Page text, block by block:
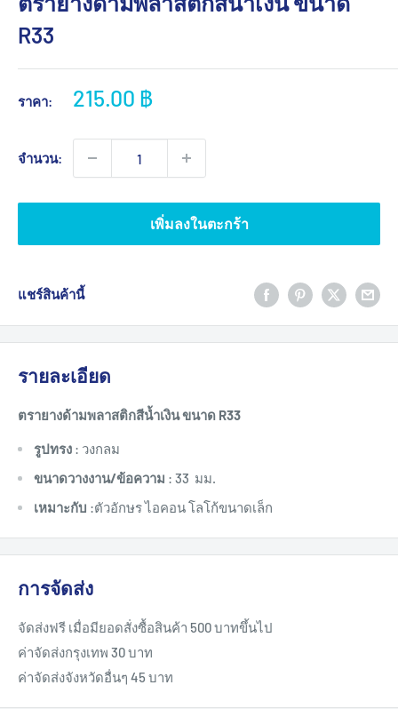
R33
ราคา:
ราคา
215.00 ฿
จำนวน:
เพิ่มลงในตะกร้า
แชร์สินค้านี้
รายละเอียด
ตรายางด้ามพลาสติกสีน้ำเงิน ขนาด R33
รูปทรง : วงกลม
ขนาดวางงาน/ข้อความ : 33 มม.
เหมาะกับ :ตัวอักษร ไอคอน โลโก้ขนาดเล็ก
การจัดส่ง
จัดส่งฟรี เมื่อมียอดสั่งซื้อสินค้า 500 บาทขึ้นไป
ค่าจัดส่งกรุงเทพ 30 บาท
ค่าจัดส่งจังหวัดอื่นๆ 45 บาท